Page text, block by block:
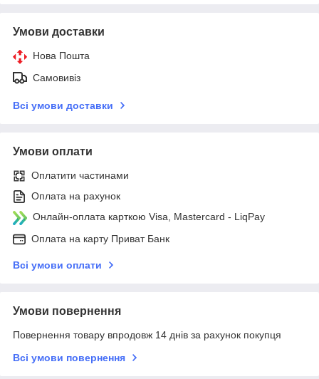
Умови доставки
Нова Пошта
Самовивіз
Всі умови доставки
Умови оплати
Оплатити частинами
Оплата на рахунок
Онлайн-оплата карткою Visa, Mastercard - LiqPay
Оплата на карту Приват Банк
Всі умови оплати
Умови повернення
Повернення товару впродовж 14 днів за рахунок покупця
Всі умови повернення